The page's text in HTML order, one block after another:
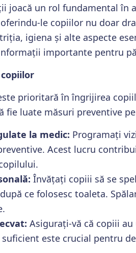
joacă un rol fundamental în
le copiilor nu doar
igiena și alte aspecte
importante pentru
prioritară în îngrijirea
fie luate măsuri preventive
la medic: Programați
Acest lucru
Învățați copiii să se
ce folosesc toaleta.
Asigurați-vă că copiii
suficient este crucial pentru